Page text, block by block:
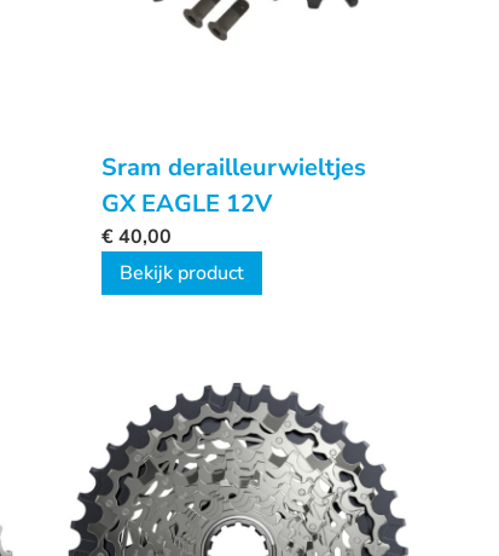
Sram derailleurwieltjes
GX EAGLE 12V
€40,00
Bekijk product